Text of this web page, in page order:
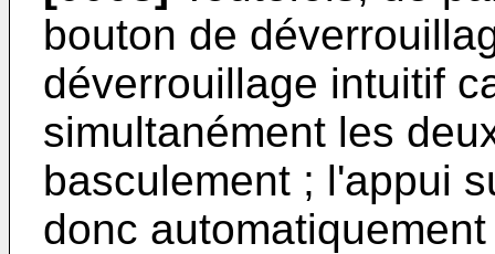
bouton de
déverrouillage intuitif
simultanément les
basculement ; l'appui
donc